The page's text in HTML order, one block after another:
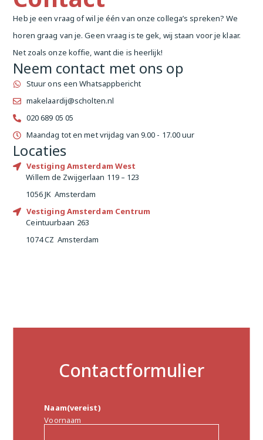
Heb je een vraag of wil je één van onze collega’s spreken? We
horen graag van je. Geen vraag is te gek, wij staan voor je klaar.
Net zoals onze koffie, want die is heerlijk!
Neem contact met ons op
Stuur ons een Whatsappbericht
makelaardij@scholten.nl
020 689 05 05
Maandag tot en met vrijdag van 9.00 - 17.00 uur
Locaties
Vestiging Amsterdam West
Willem de Zwijgerlaan 119 – 123
1056 JK Amsterdam
Vestiging Amsterdam Centrum
Ceintuurbaan 263
1074 CZ Amsterdam
Contactformulier
Naam(vereist)
Voornaam